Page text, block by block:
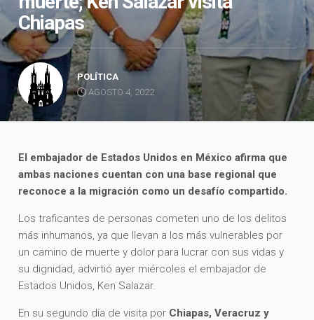
Chiapas
POLÍTICA
AGOSTO 4, 2022
El embajador de Estados Unidos en México afirma que
ambas naciones cuentan con una base regional que
reconoce a la migración como un desafío compartido.
Los traficantes de personas cometen uno de los delitos
más inhumanos, ya que llevan a los más vulnerables por
un camino de muerte y dolor para lucrar con sus vidas y
su dignidad, advirtió ayer miércoles el embajador de
Estados Unidos, Ken Salazar.
En su segundo día de visita por Chiapas, Veracruz y